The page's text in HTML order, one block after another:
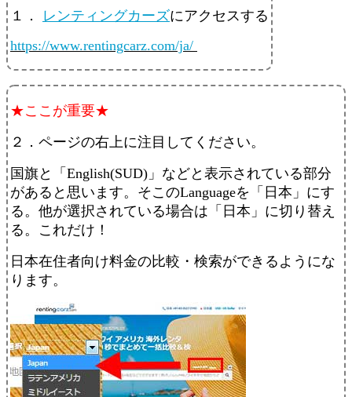
１． レンティングカーズにアクセスする
https://www.rentingcarz.com/ja/
★ここが重要★
２．ページの右上に注目してください。
国旗と「English(SUD)」などと表示されている部分
があると思います。そこのLanguageを「日本」にす
る。他が選択されている場合は「日本」に切り替え
る。これだけ！
日本在住者向け料金の比較・検索ができるようにな
ります。